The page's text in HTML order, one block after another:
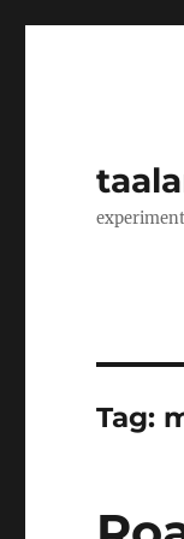
Tag: